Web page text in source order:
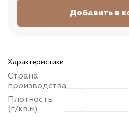
Характеристики
Страна
производства
Плотность
(г/кв.м)